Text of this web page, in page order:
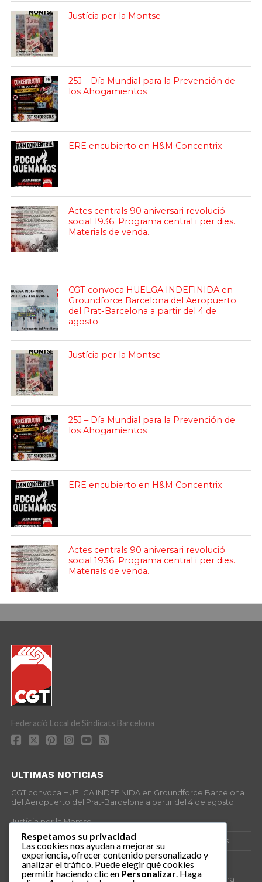
Justícia per la Montse
25J – Día Mundial para la Prevención de
los Ahogamientos
ERE encubierto en H&M Concentrix
Actes centrals 90 aniversari revolució
social 1936. Programa central i per dies.
Materials de venda.
CGT convoca HUELGA INDEFINIDA en
Groundforce Barcelona del Aeropuerto
del Prat-Barcelona a partir del 4 de
agosto
Justícia per la Montse
25J – Día Mundial para la Prevención de
los Ahogamientos
ERE encubierto en H&M Concentrix
Actes centrals 90 aniversari revolució
social 1936. Programa central i per dies.
Materials de venda.
Federació Local de Sindicats Barcelona
ULTIMAS NOTICIAS
CGT convoca HUELGA INDEFINIDA en Groundforce Barcelona
del Aeropuerto del Prat-Barcelona a partir del 4 de agosto
Justícia per la Montse
25J – Día Mundial para la Prevención de los Ahogamientos
ERE encubierto en H&M Concentrix
Actes centrals 90 aniversari revolució social 1936. Programa
Respetamos su privacidad
Las cookies nos ayudan a mejorar su
experiencia, ofrecer contenido personalizado y
analizar el tráfico. Puede elegir qué cookies
permitir haciendo clic en Personalizar . Haga